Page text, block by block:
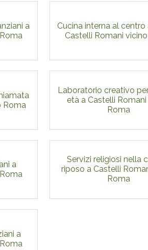
a
Cucina interna al centro
Castelli Romani
Roma
Laboratorio creativo
età a Castelli
Roma
a
Servizi religiosi nella
riposo a Castelli
Roma
a